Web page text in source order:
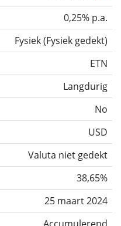
0,25% p.a.
Fysiek(Fysiek gedekt)
ETN
Langdurig
No
USD
Valuta niet gedekt
38,65%
25 maart 2024